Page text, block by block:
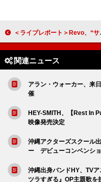
＜ライブレポート＞Revo、“サンホラの沼”へ誘う圧巻のパフォーマンスを見せた【Revo's Halloween Party 2024】1日目
関連ニュース
アラン・ウォーカー、来
催
HEY-SMITH、【Rest In
映像発売決定
沖縄アクターズスクール
ー デビューコンベンシ
沖縄出身バンドHY、TV
ツラすぎる』OP主題歌を